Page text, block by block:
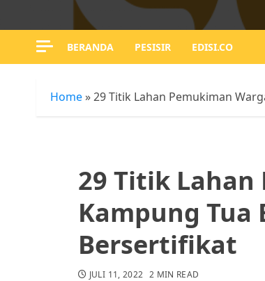
BERANDA PESISIR EDISI.CO
Home »29 Titik Lahan Pemukiman
29 Titik Lahan
Kampung Tua
Bersertifikat
JULI 11, 2022 2 MIN READ